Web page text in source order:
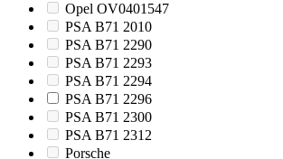
Opel OV0401547
PSA B71 2010
PSA B71 2290
PSA B71 2293
PSA B71 2294
PSA B71 2296
PSA B71 2300
PSA B71 2312
Porsche